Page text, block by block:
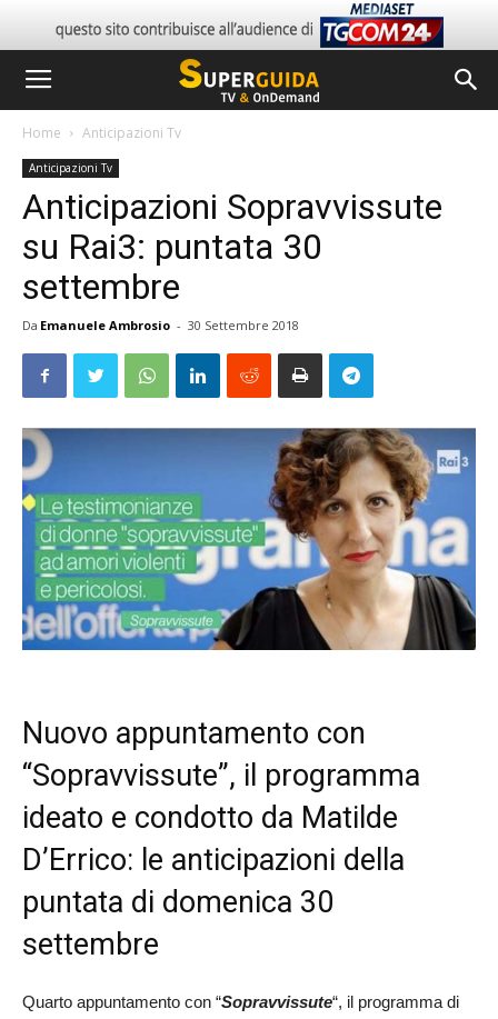
Home Anticipazioni Tv
Anticipazioni Tv
Anticipazioni Sopravvissute
su Rai3: puntata 30
settembre
Da Emanuele Ambrosio - 30 Settembre 2018
Nuovo appuntamento con
“Sopravvissute”, il programma
ideato e condotto da Matilde
D’Errico: le anticipazioni della
puntata di domenica 30
settembre
Quarto appuntamento con “Sopravvissute“, il programma di